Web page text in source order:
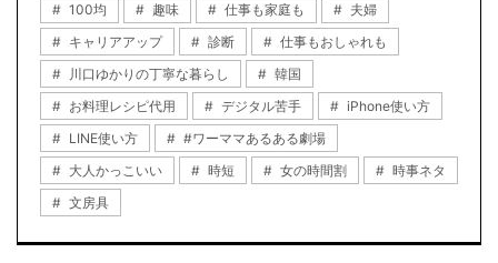
100均
趣味 仕事も家庭も
夫婦
キャリアアップ
診断
仕事もおしゃれも
川口ゆかりの丁寧な暮らし
韓国
お料理レシピ代用
デジタル苦手
iPhone使い方
LINE使い方
#ワーママあるある劇場
大人かっこいい
時短 女の時間割
時事ネタ
文房具